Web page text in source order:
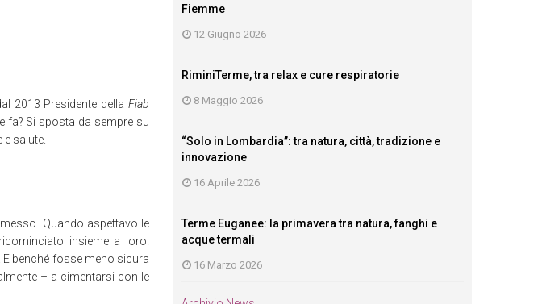
2013 Presidente della Fiab
fa? Si sposta da sempre su
salute.
Quando aspettavo le
insieme a loro.
benché fosse meno sicura
– a cimentarsi con le
Fiemme
12 Giugno 2026
RiminiTerme, tra relax e cure respiratorie
8 Maggio 2026
“Solo in Lombardia”: tra natura, città, tradizione e
innovazione
16 Aprile 2026
Terme Euganee: la primavera tra natura, fanghi e
acque termali
16 Marzo 2026